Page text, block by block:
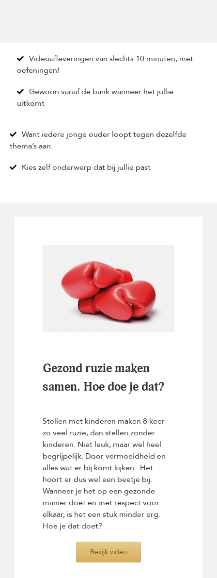
Videoafleveringen van slechts 10 minuten, met
oefeningen!
Gewoon vanaf de bank wanneer het jullie
uitkomt
Want iedere jonge ouder loopt tegen dezelfde
thema’s aan.
Kies zelf onderwerp dat bij jullie past
Gezond ruzie maken
samen. Hoe doe je dat?
Stellen met kinderen maken 8 keer
zo veel ruzie, dan stellen zonder
kinderen. Niet leuk, maar wel heel
begrijpelijk. Door vermoeidheid en
alles wat er bij komt kijken. Het
hoort er dus wel een beetje bij.
Wanneer je het op een gezonde
manier doet en met respect voor
elkaar, is het een stuk minder erg.
Hoe je dat doet?
Bekijk video